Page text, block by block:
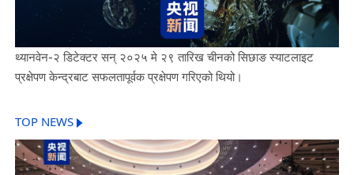
थ्यानवेन-२ डिटेक्टर सन् २०२५ मे २९ तारिख चीनको सिछाङ स्याटलाइट
प्रक्षेपण केन्द्रबाट सफलतापूर्वक प्रक्षेपण गरिएको थियो।
TOP NEWS